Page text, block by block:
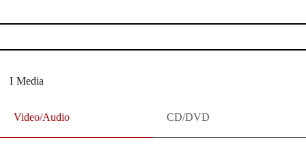
Media
Video/Audio CD/DVD